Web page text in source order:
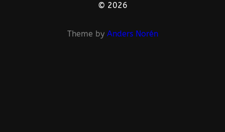
© 2026
Theme by Anders Norén